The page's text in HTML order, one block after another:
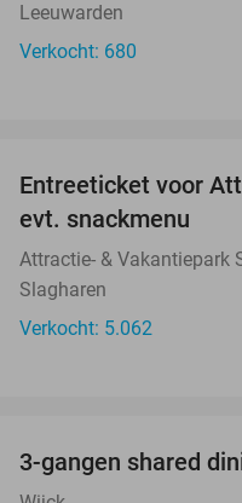
Leeuwarden
Verkocht: 680
Entreeticket voor
evt. snackmenu
Attractie- & Vakantiepark
Slagharen
Verkocht: 5.062
3-gangen shared